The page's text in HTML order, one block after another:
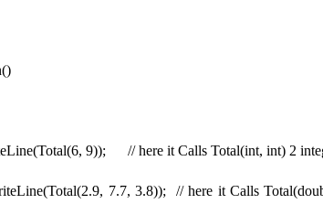
9)); // here it Calls Total(int, int) 2
7.7, 3.8)); // here it Calls